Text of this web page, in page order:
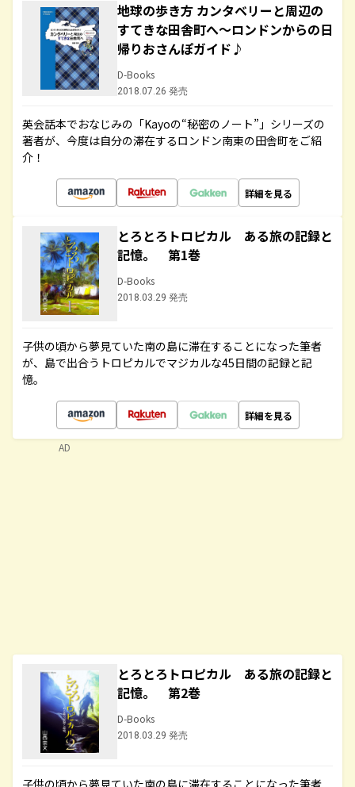
地球の歩き方 カンタベリーと周辺の
すてきな田舎町へ～ロンドンからの日
帰りおさんぽガイド♪
D-Books
2018.07.26 発売
英会話本でおなじみの「Kayoの“秘密のノート”」シリーズの
著者が、今度は自分の滞在するロンドン南東の田舎町をご紹
介！
詳細を見る
とろとろトロピカル ある旅の記録と
記憶。 第1巻
D-Books
2018.03.29 発売
子供の頃から夢見ていた南の島に滞在することになった筆者
が、島で出合うトロピカルでマジカルな45日間の記録と記
憶。
詳細を見る
とろとろトロピカル ある旅の記録と
記憶。 第2巻
D-Books
2018.03.29 発売
子供の頃から夢見ていた南の島に滞在することになった筆者
AD